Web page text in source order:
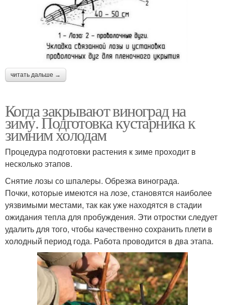
читать дальше →
Когда закрывают виноград на
зиму. Подготовка кустарника к
зимним холодам
Процедура подготовки растения к зиме проходит в
несколько этапов.
Снятие лозы со шпалеры. Обрезка винограда.
Почки, которые имеются на лозе, становятся наиболее
уязвимыми местами, так как уже находятся в стадии
ожидания тепла для пробуждения. Эти отростки следует
удалить для того, чтобы качественно сохранить плети в
холодный период года. Работа проводится в два этапа.